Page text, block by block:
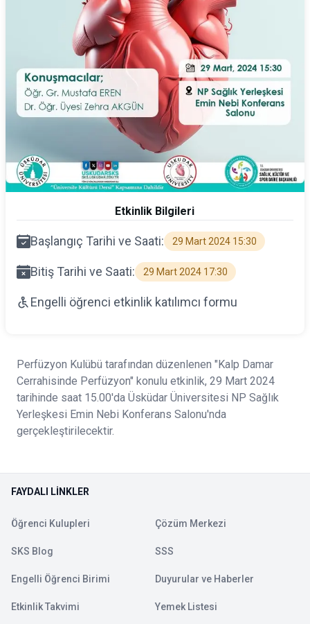
Etkinlik Bilgileri
Başlangıç Tarihi ve Saati: 29 Mart 2024 15:30
Bitiş Tarihi ve Saati: 29 Mart 2024 17:30
Engelli öğrenci etkinlik katılımcı formu
Perfüzyon Kulübü tarafından düzenlenen "Kalp Damar
Cerrahisinde Perfüzyon" konulu etkinlik, 29 Mart 2024
tarihinde saat 15.00'da Üsküdar Üniversitesi NP Sağlık
Yerleşkesi Emin Nebi Konferans Salonu'nda
gerçekleştirilecektir.
FAYDALI LINKLER
Öğrenci Kulupleri Çözüm Merkezi
SKS Blog SSS
Engelli Öğrenci Birimi Duyurular ve Haberler
Etkinlik Takvimi Yemek Listesi